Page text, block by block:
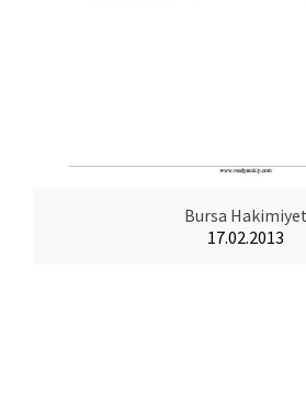
Bursa Hakimiyet
17.02.2013